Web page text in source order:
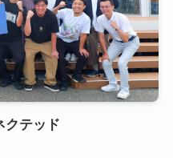
クテッド